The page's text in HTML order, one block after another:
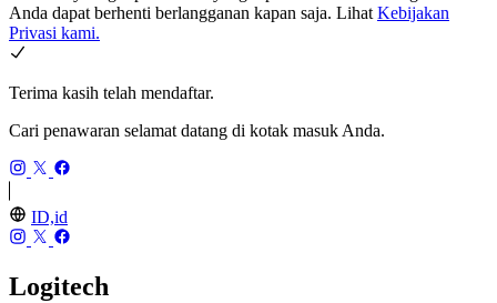
Anda dapat berhenti berlangganan kapan saja. Lihat Kebijakan
Privasi kami.
Terima kasih telah mendaftar.
Cari penawaran selamat datang di kotak masuk Anda.
ID,id
Logitech